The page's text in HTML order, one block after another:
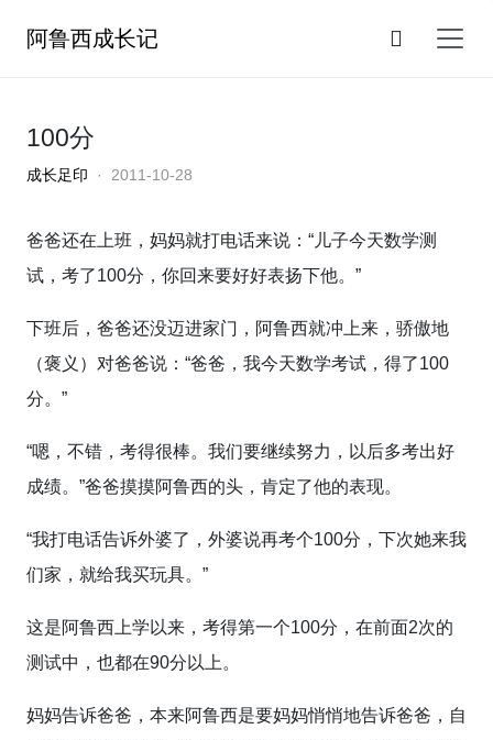
阿鲁西成长记
100分
成长足印 · 2011-10-28
爸爸还在上班，妈妈就打电话来说：“儿子今天数学测
试，考了100分，你回来要好好表扬下他。”
下班后，爸爸还没迈进家门，阿鲁西就冲上来，骄傲地
（褒义）对爸爸说：“爸爸，我今天数学考试，得了100
分。”
“嗯，不错，考得很棒。我们要继续努力，以后多考出好
成绩。”爸爸摸摸阿鲁西的头，肯定了他的表现。
“我打电话告诉外婆了，外婆说再考个100分，下次她来我
们家，就给我买玩具。”
这是阿鲁西上学以来，考得第一个100分，在前面2次的
测试中，也都在90分以上。
妈妈告诉爸爸，本来阿鲁西是要妈妈悄悄地告诉爸爸，自